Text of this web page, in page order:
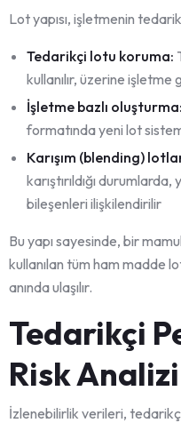
Lot yapısı, işletmenin
Tedarikçi lotu koruma:
kullanılır, üzerine işletme
İşletme bazlı oluşturma:
formatında yeni lot
Karışım (blending)
karıştırıldığı
bileşenleri ilişkilendirilir
Bu yapı sayesinde, bir
kullanılan tüm ham madde
anında ulaşılır.
Tedarikçi
Risk Analizi
İzlenebilirlik verileri,